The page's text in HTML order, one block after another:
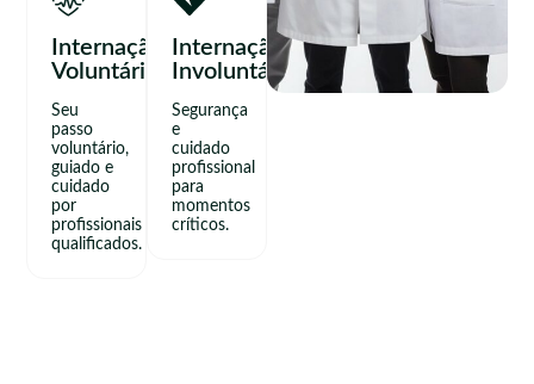
Internação
Voluntária
Seu
passo
voluntário,
guiado e
cuidado
por
profissionais
qualificados.
Internação
Involuntária
Segurança
e
cuidado
profissional
para
momentos
críticos.